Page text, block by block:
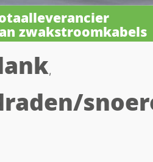
zwakstroomkabels
,